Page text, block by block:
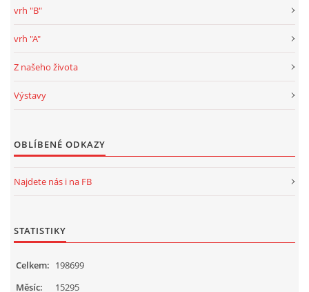
vrh "B"
vrh "A"
Z našeho života
Výstavy
OBLÍBENÉ ODKAZY
Najdete nás i na FB
STATISTIKY
Celkem: 198699
Měsíc:
15295